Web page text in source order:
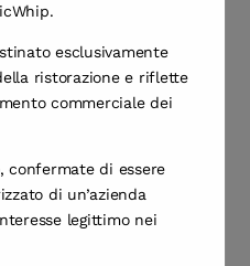
Prodotto
esclusivamente
ristorazione e riflette
commerciale dei
confermate di essere
di un’azienda
legittimo nei